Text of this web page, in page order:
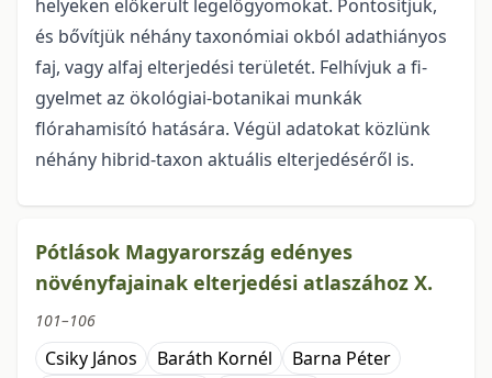
helyeken előkerült legelőgyomokat. Pontosítjuk,
és bővít­jük néhány taxonómiai okból adat­hiányos
faj, vagy alfaj elterjedési területét. Felhívjuk a fi­
gyelmet az ökológiai-botanikai munkák
flórahamisító hatására. Végül adatokat közlünk
né­hány hibrid-taxon aktuális elterjedéséről is.
Pótlások Magyarország edényes
növényfajainak elterjedési atlaszához X.
101–106
Csiky János Baráth Kornél
Barna Péter